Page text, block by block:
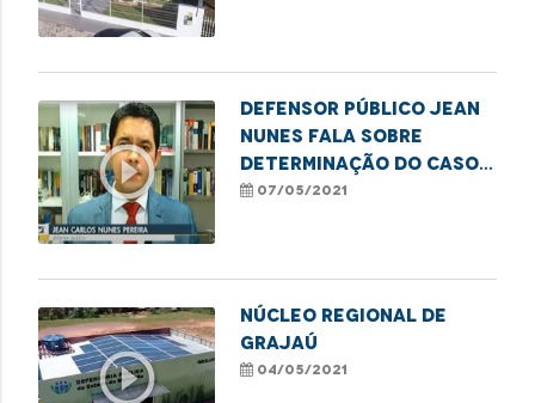
play_circle_outline
Defensor Público Jean
Nunes fala sobre
determinação do caso
do avião pulverizador
07/05/2021
play_circle_outline
Núcleo Regional de
Grajaú
04/05/2021